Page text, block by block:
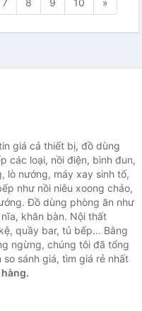
7 8 9 10 »
giá cả thiết bị, đồ dùng
các loại, nồi điện, bình đun,
lò nướng, máy xay sinh tố,
như nồi niêu xoong chảo,
Đồ dùng phòng ăn như
khăn bàn. Nội thất
quầy bar, tủ bếp... Bằng
ngừng, chúng tôi đã tổng
sánh giá, tìm giá rẻ nhất